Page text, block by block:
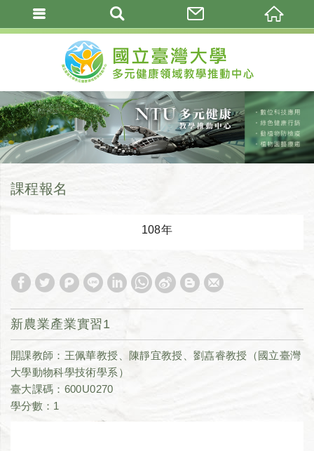
課程報名
108年
新農業產業實習1
開課教師：王佩華教授、陳靜宜教授、劉嚞睿教授（國立臺灣
大學動物科學技術學系）
臺大課碼：600U0270
學分數：1